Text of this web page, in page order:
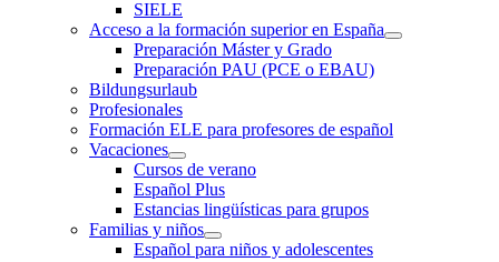
SIELE
Acceso a la formación superior en España
Preparación Máster y Grado
Preparación PAU (PCE o EBAU)
Bildungsurlaub
Profesionales
Formación ELE para profesores de español
Vacaciones
Cursos de verano
Español Plus
Estancias lingüísticas para grupos
Familias y niños
Español para niños y adolescentes